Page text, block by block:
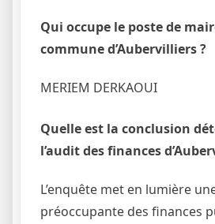
Qui occupe le poste de
commune d’Aubervilliers ?
MERIEM DERKAOUI
Quelle est la conclusion
l’audit des finances
L’enquête met en lumière
préoccupante des finances